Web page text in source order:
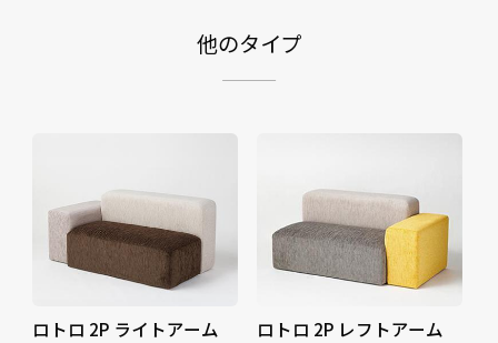
他のタイプ
ロトロ 2P ライトアーム ロトロ 2P レフトアーム